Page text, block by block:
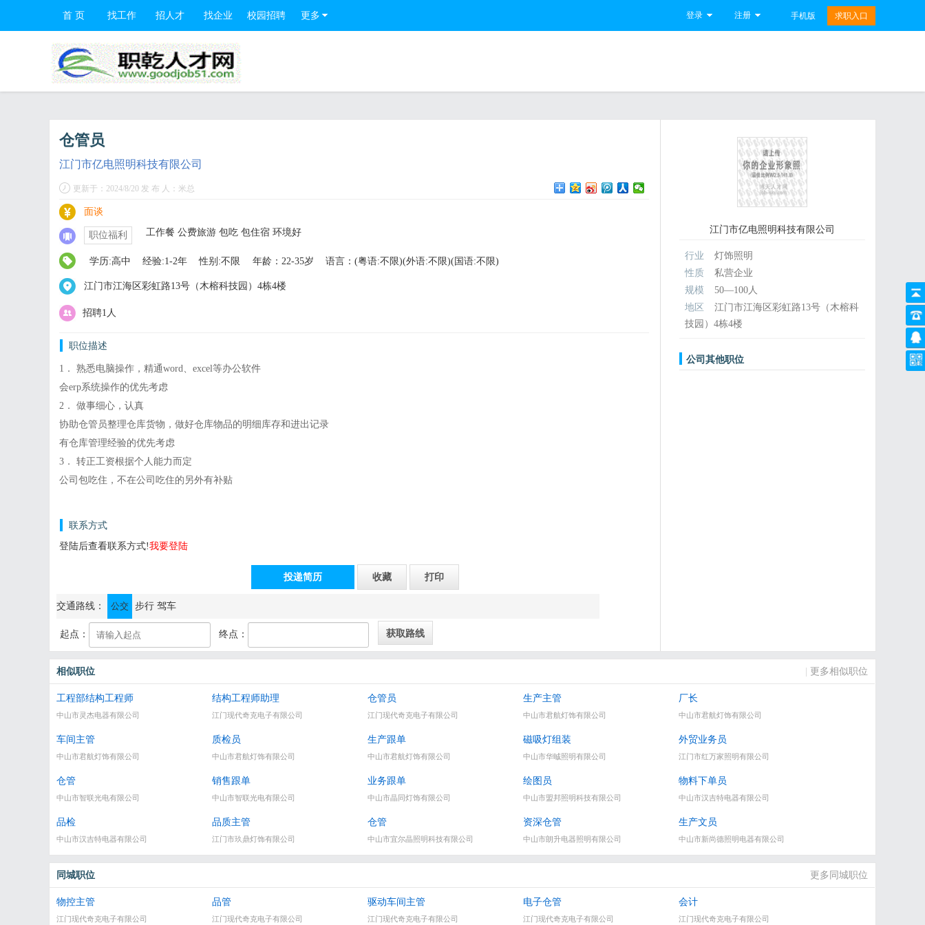
首 页 找工作 招人才 找企业 校园招聘 更多 手机版 求职入口
注册
登录
仓管员
江门市亿电照明科技有限公司
更新于：2024/8/20 发 布 人：米总
面谈
职位福利 工作餐 公费旅游 包吃 包住宿 环境好
学历:高中 经验:1-2年 性别:不限 年龄：22-35岁 语言：(粤语:不限)(外语:不限)(国语:不限)
江门市江海区彩虹路13号（木榕科技园）4栋4楼
招聘1人
职位描述
1． 熟悉电脑操作，精通word、excel等办公软件
会erp系统操作的优先考虑
2． 做事细心，认真
协助仓管员整理仓库货物，做好仓库物品的明细库存和进出记录
有仓库管理经验的优先考虑
3． 转正工资根据个人能力而定
公司包吃住，不在公司吃住的另外有补贴
联系方式
登陆后查看联系方式!我要登陆
投递简历 收藏 打印
通讯地址：江门市江海区彩虹路13号（木榕科技园）4栋4楼
交通路线： 公交 步行 驾车
起点： 终点：
江门市亿电照明科技有限公司
行业
灯饰照明
性质
私营企业
规模
50—100人
地区
江门市江海区彩虹路13号（木榕科
技园）4栋4楼
公司其他职位
相似职位 | 更多相似职位
工程部结构工程师
中山市灵杰电器有限公司
结构工程师助理
江门现代奇克电子有限公司
仓管员
江门现代奇克电子有限公司
生产主管
中山市君航灯饰有限公司
厂长
中山市君航灯饰有限公司
车间主管
中山市君航灯饰有限公司
质检员
中山市君航灯饰有限公司
生产跟单
中山市君航灯饰有限公司
磁吸灯组装
中山市华晠照明有限公司
外贸业务员
江门市红万家照明有限公司
仓管
中山市智联光电有限公司
销售跟单
中山市智联光电有限公司
业务跟单
中山市晶同灯饰有限公司
绘图员
中山市盟邦照明科技有限公司
物料下单员
中山市汉吉特电器有限公司
品检
中山市汉吉特电器有限公司
品质主管
江门市玖鼎灯饰有限公司
仓管
中山市宜尔晶照明科技有限公司
资深仓管
中山市朗升电器照明有限公司
生产文员
中山市新尚德照明电器有限公司
同城职位 更多同城职位
物控主管
江门现代奇克电子有限公司
品管
江门现代奇克电子有限公司
驱动车间主管
江门现代奇克电子有限公司
电子仓管
江门现代奇克电子有限公司
会计
江门现代奇克电子有限公司